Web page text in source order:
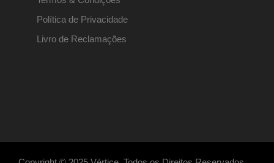
Política de Privacidade
Livro de Reclamações